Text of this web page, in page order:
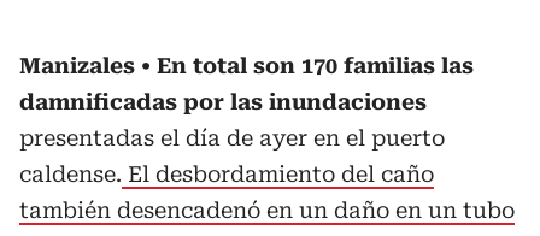
Manizales
En total son 170 familias las
damnificadas por las inundaciones
presentadas el día de ayer en el puerto
caldense. El desbordamiento del caño
también desencadenó en un daño en un tubo